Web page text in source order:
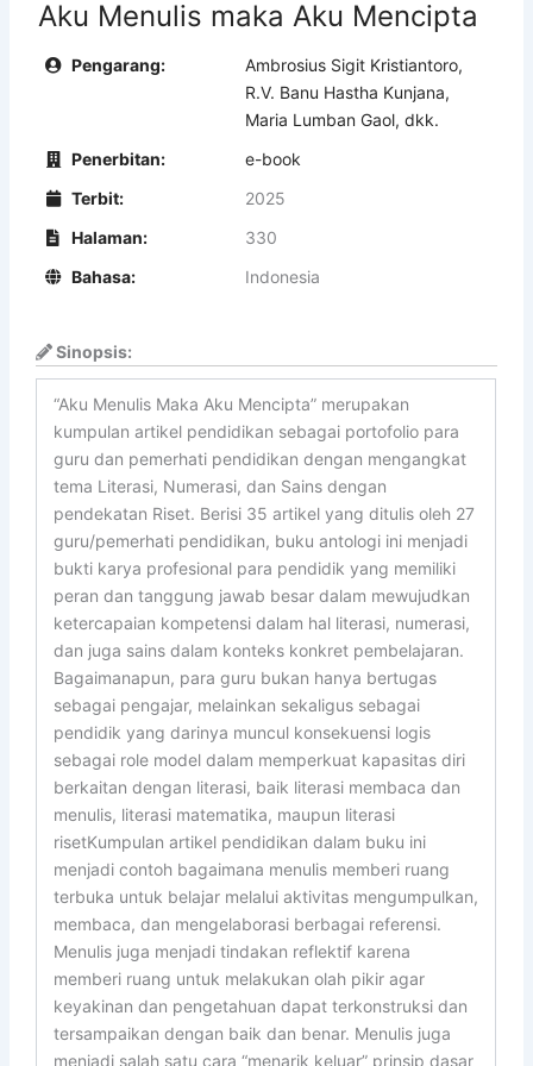
Aku Menulis maka Aku Mencipta
Pengarang:
Ambrosius Sigit Kristiantoro,
R.V. Banu Hastha Kunjana,
Maria Lumban Gaol, dkk.
Penerbitan:
e-book
Terbit:
2025
Halaman:
330
Bahasa:
Indonesia
Sinopsis:
“Aku Menulis Maka Aku Mencipta” merupakan
kumpulan artikel pendidikan sebagai portofolio para
guru dan pemerhati pendidikan dengan mengangkat
tema Literasi, Numerasi, dan Sains dengan
pendekatan Riset. Berisi 35 artikel yang ditulis oleh 27
guru/pemerhati pendidikan, buku antologi ini menjadi
bukti karya profesional para pendidik yang memiliki
peran dan tanggung jawab besar dalam mewujudkan
ketercapaian kompetensi dalam hal literasi, numerasi,
dan juga sains dalam konteks konkret pembelajaran.
Bagaimanapun, para guru bukan hanya bertugas
sebagai pengajar, melainkan sekaligus sebagai
pendidik yang darinya muncul konsekuensi logis
sebagai role model dalam memperkuat kapasitas diri
berkaitan dengan literasi, baik literasi membaca dan
menulis, literasi matematika, maupun literasi
risetKumpulan artikel pendidikan dalam buku ini
menjadi contoh bagaimana menulis memberi ruang
terbuka untuk belajar melalui aktivitas mengumpulkan,
membaca, dan mengelaborasi berbagai referensi.
Menulis juga menjadi tindakan reflektif karena
memberi ruang untuk melakukan olah pikir agar
keyakinan dan pengetahuan dapat terkonstruksi dan
tersampaikan dengan baik dan benar. Menulis juga
menjadi salah satu cara “menarik keluar” prinsip dasar